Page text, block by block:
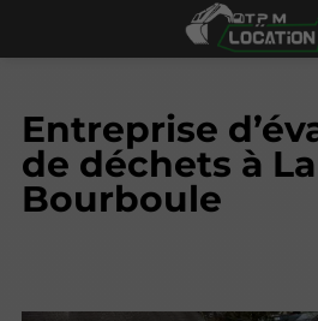
Entreprise
de déchets à La
Bourboule